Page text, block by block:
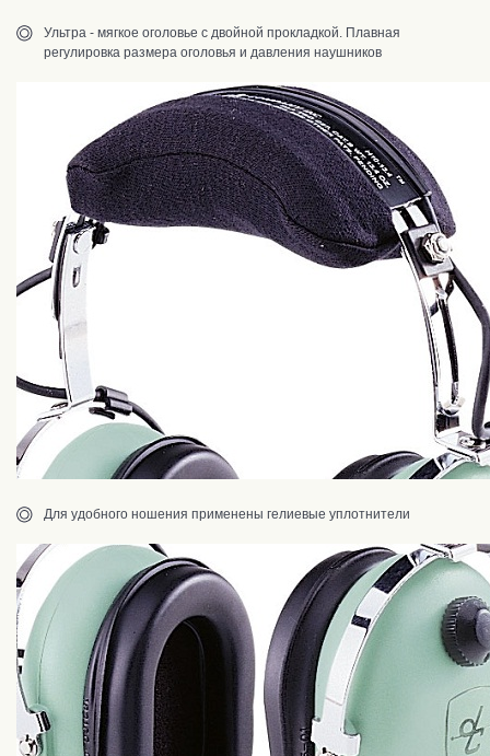
Ультра - мягкое оголовье c двойной прокладкой. Плавная
регулировка размера оголовья и давления наушников
Для удобного ношения применены гелиевые уплотнители